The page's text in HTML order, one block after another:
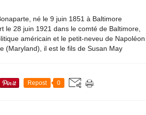
né le 9 juin 1851 à Baltimore
le 28 juin 1921 dans le comté de Baltimore,
américain et le petit-neveu de Napoléon
(Maryland), il est le fils de Susan May
Repost 0